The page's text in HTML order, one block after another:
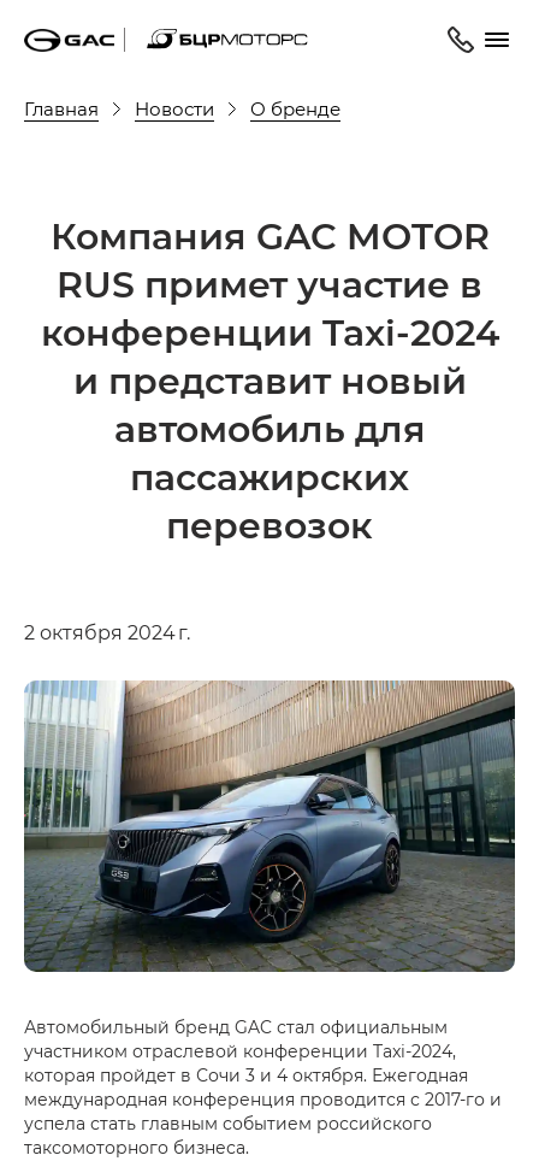
Главная Новости О бренде
Компания GAC MOTOR
RUS примет участие в
конференции Taxi-2024
и представит новый
автомобиль для
пассажирских
перевозок
2 октября 2024 г.
Автомобильный бренд GAC стал официальным
участником отраслевой конференции Taxi-2024,
которая пройдет в Сочи 3 и 4 октября. Ежегодная
международная конференция проводится с 2017-го и
успела стать главным событием российского
таксомоторного бизнеса.